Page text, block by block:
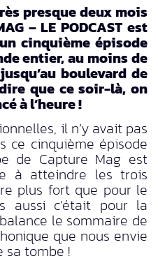
presque deux mois
– LE PODCAST est
cinquième épisode
entier, au moins de
boulevard de
que ce soir-là, on
à l’heure !
il n’y avait pas
ce cinquième épisode
de Capture Mag est
à atteindre les trois
plus fort que pour le
aussi c’était pour la
le sommaire de
que nous envie
sa tombe !